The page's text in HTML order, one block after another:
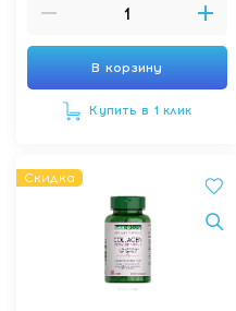
В корзину
Купить в 1 клик
Скидка